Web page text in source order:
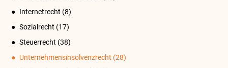
Internetrecht (8)
Sozialrecht (17)
Steuerrecht (38)
Unternehmensinsolvenzrecht (28)